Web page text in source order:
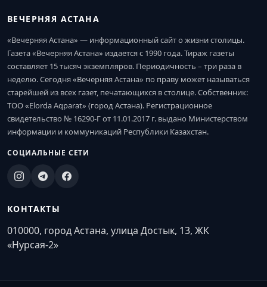
ВЕЧЕРНЯЯ АСТАНА
«Вечерняя Астана» — информационный сайт о жизни столицы.
Газета «Вечерняя Астана» издается с 1990 года. Тираж газеты
составляет 15 тысяч экземпляров. Периодичность – три раза в
неделю. Сегодня «Вечерняя Астана» по праву может называться
старейшей из всех газет, печатающихся в столице. Собственник:
ТОО «Elorda Aqparat» (город Астана). Регистрационное
свидетельство № 16290-Г от 11.01.2017 г. выдано Министерством
информации и коммуникаций Республики Казахстан.
СОЦИАЛЬНЫЕ СЕТИ
КОНТАКТЫ
010000, город Астана, улица Достык, 13, ЖК
«Нурсая-2»